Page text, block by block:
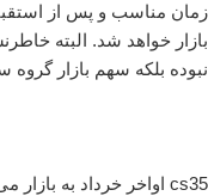
بازار خواهد شد. البته
نبوده بلکه سهم بازار
cs35 اواخر خرداد به بازار می آید